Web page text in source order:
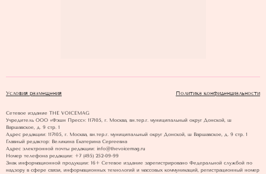
Условия размещения Политика конфиденциальности
Сетевое издание THE VOICEMAG
Учредитель ООО «Фэшн Пресс»: 117105, г. Москва, вн.тер.г. муниципальный округ Донской, ш
Варшавское, д. 9 стр. 1
Адрес редакции: 117105, г. Москва, вн.тер.г. муниципальный округ Донской, ш Варшавское, д. 9 стр. 1
Главный редактор: Великина Екатерина Сергеевна
Адрес электронной почты редакции: info@thevoicemag.ru
Номер телефона редакции: +7 (495) 252-09-99
Знак информационной продукции: 16+ Cетевое издание зарегистрировано Федеральной службой по
надзору в сфере связи, информационных технологий и массовых коммуникаций, регистрационный номер